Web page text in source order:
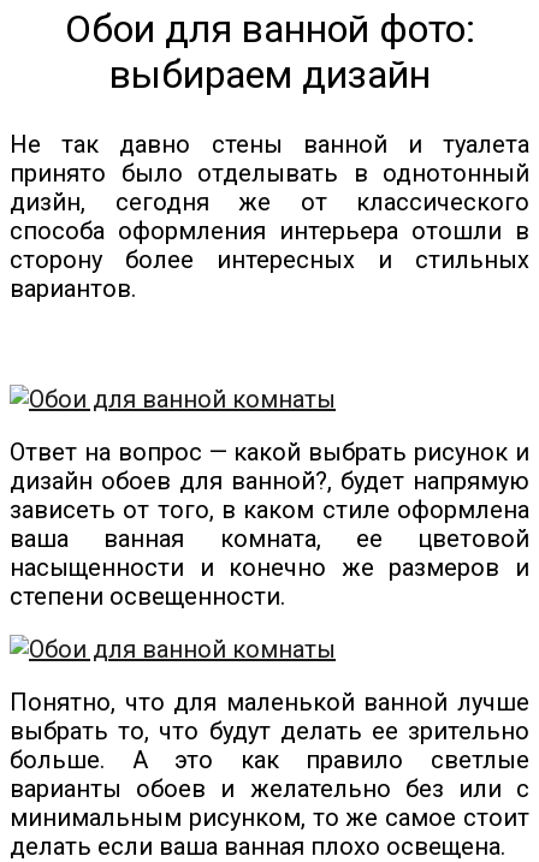
Обои для ванной фото:
выбираем дизайн
Не так давно стены ванной и туалета
принято было отделывать в однотонный
дизйн, сегодня же от классического
способа оформления интерьера отошли в
сторону более интересных и стильных
вариантов.
Ответ на вопрос — какой выбрать рисунок и
дизайн обоев для ванной?, будет напрямую
зависеть от того, в каком стиле оформлена
ваша ванная комната, ее цветовой
насыщенности и конечно же размеров и
степени освещенности.
Понятно, что для маленькой ванной лучше
выбрать то, что будут делать ее зрительно
больше. А это как правило светлые
варианты обоев и желательно без или с
минимальным рисунком, то же самое стоит
делать если ваша ванная плохо освещена.